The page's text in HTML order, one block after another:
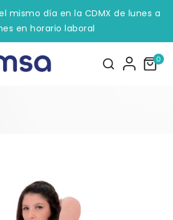
mismo día en la CDMX de lunes a
en horario laboral
0